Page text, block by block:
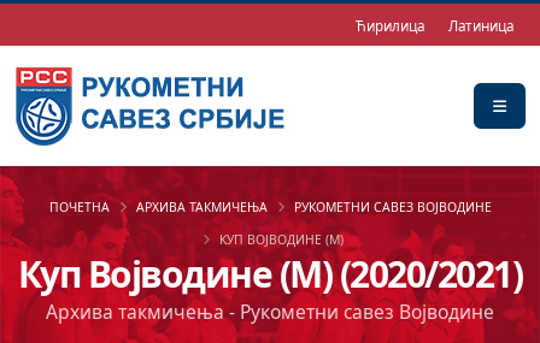
Ћирилица Латиница
Куп Војводине (М) (2020/2021)
Архива такмичења - Рукометни савез Војводине
ПОЧЕТНА АРХИВА ТАКМИЧЕЊА
РУКОМЕТНИ САВЕЗ ВОЈВОДИНЕ
КУП ВОЈВОДИНЕ (М)